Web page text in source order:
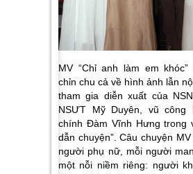
MV “Chỉ anh làm em
chỉn chu cả về hình ảnh lẫn
tham gia diễn xuất của
NSƯT Mỹ Duyên, vũ công
chính Đàm Vĩnh Hưng trong
dẫn chuyện”. Câu chuyện
người phụ nữ, mỗi người
một nỗi niềm riêng: người